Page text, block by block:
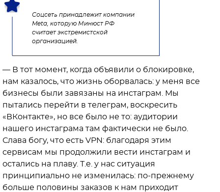
Соцсеть принадлежит компании
Meta, которую Минюст РФ
считает экстремистской
организацией.
— В тот момент, когда объявили о блокировке,
нам казалось, что жизнь оборвалась: у меня все
бизнесы были завязаны на инстаграм. Мы
пытались перейти в телеграм, воскресить
«ВКонтакте», но все было не то: аудитории
нашего инстаграма там фактически не было.
Слава богу, что есть VPN: благодаря этим
сервисам мы продолжили вести инстаграм и
остались на плаву. Т.е. у нас ситуация
принципиально не изменилась: по-прежнему
больше половины заказов к нам приходит